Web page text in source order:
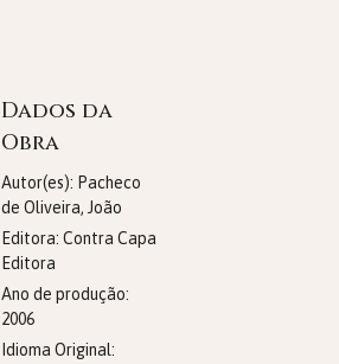
Dados da
Obra
Autor(es): Pacheco
de Oliveira, João
Editora: Contra Capa
Editora
Ano de produção:
2006
Idioma Original: